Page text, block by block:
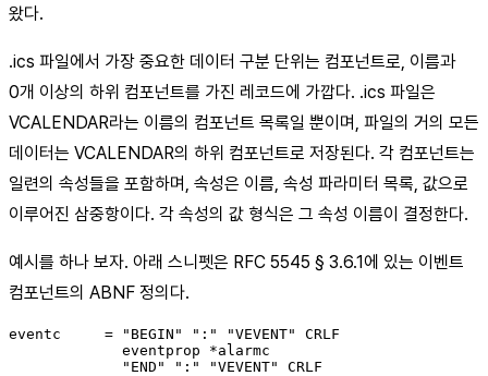
왔다.
.ics 파일에서 가장 중요한 데이터 구분 단위는 컴포넌트로, 이름과
0개 이상의 하위 컴포넌트를 가진 레코드에 가깝다. .ics 파일은
VCALENDAR라는 이름의 컴포넌트 목록일 뿐이며, 파일의 거의 모든
데이터는 VCALENDAR의 하위 컴포넌트로 저장된다. 각 컴포넌트는
일련의 속성들을 포함하며, 속성은 이름, 속성 파라미터 목록, 값으로
이루어진 삼중항이다. 각 속성의 값 형식은 그 속성 이름이 결정한다.
예시를 하나 보자. 아래 스니펫은 RFC 5545 § 3.6.1에 있는 이벤트
컴포넌트의 ABNF 정의다.
eventc     = "BEGIN" ":" "VEVENT" CRLF
             eventprop *alarmc
             "END" ":" "VEVENT" CRLF